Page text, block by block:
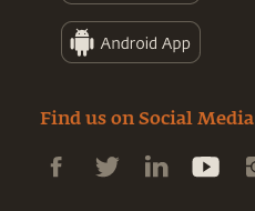
Find us on Social Media